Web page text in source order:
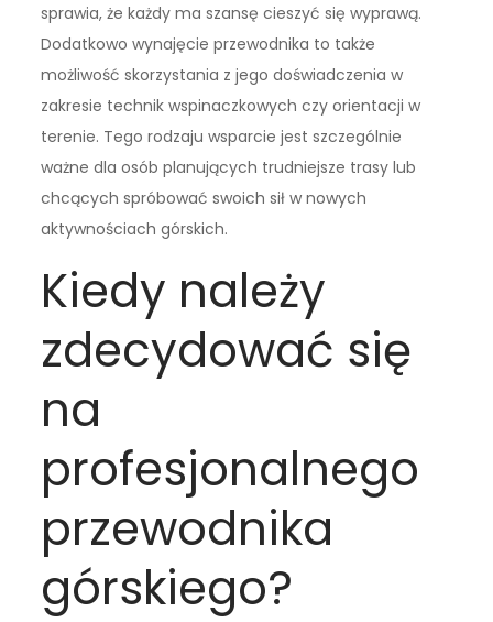
sprawia, że każdy ma szansę cieszyć się wyprawą.
Dodatkowo wynajęcie przewodnika to także
możliwość skorzystania z jego doświadczenia w
zakresie technik wspinaczkowych czy orientacji w
terenie. Tego rodzaju wsparcie jest szczególnie
ważne dla osób planujących trudniejsze trasy lub
chcących spróbować swoich sił w nowych
aktywnościach górskich.
Kiedy należy
zdecydować się
na
profesjonalnego
przewodnika
górskiego?